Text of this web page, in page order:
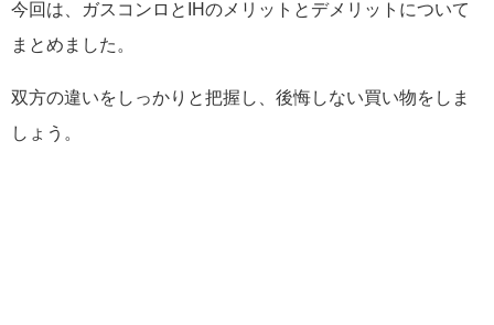
今回は、ガスコンロとIHのメリットとデメリットについて
まとめました。
双方の違いをしっかりと把握し、後悔しない買い物をしま
しょう。